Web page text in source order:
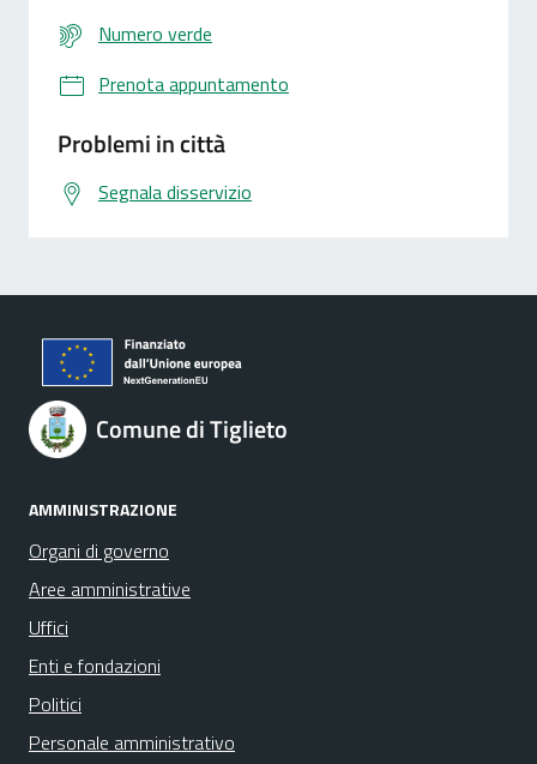
Numero verde
Prenota appuntamento
Problemi in città
Segnala disservizio
Comune di Tiglieto
AMMINISTRAZIONE
Organi di governo
Aree amministrative
Uffici
Enti e fondazioni
Politici
Personale amministrativo